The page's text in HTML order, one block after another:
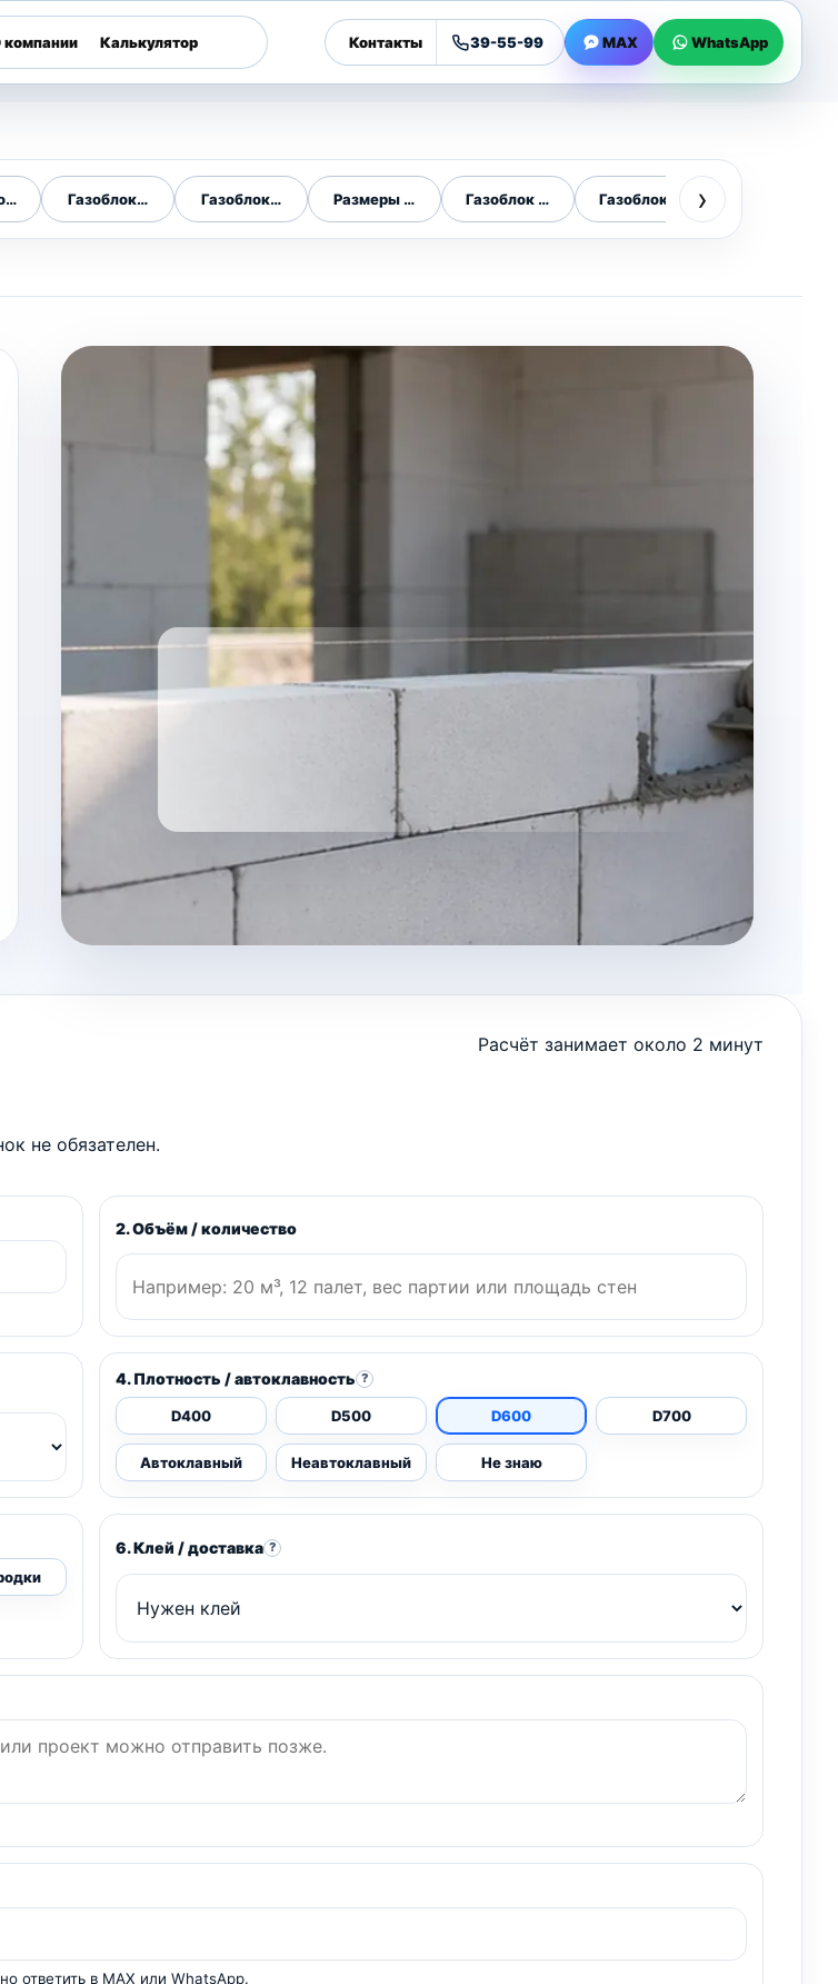
компании Калькулятор Контакты 39-55-99 MAX WhatsApp
Газоблоки в городеГазоблоки по областиРазмеры газоблокаГазоблок 600х300х200Газоблок 200 мм
›
не обязателен.
Расчёт занимает около 2 минут
2. Объём / количество
4. Плотность / автоклавность ?
D400 D500 D600 D700
Автоклавный Неавтоклавный Не знаю
6. Клей / доставка ?
ответить в MAX или WhatsApp.